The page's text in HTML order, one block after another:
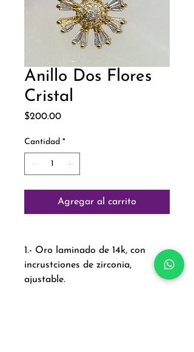
Anillo Dos Flores
Cristal
$200.00Precio
Cantidad *
Agregar al carrito
1.- Oro laminado de 14k, con
incrustciones de zirconia,
ajustable.